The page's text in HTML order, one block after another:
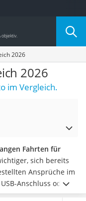
2026
2026
im Vergleich.
Fahrten für
sich bereits
Ansprüche im
Anschluss oder
Alpine-Autoradio